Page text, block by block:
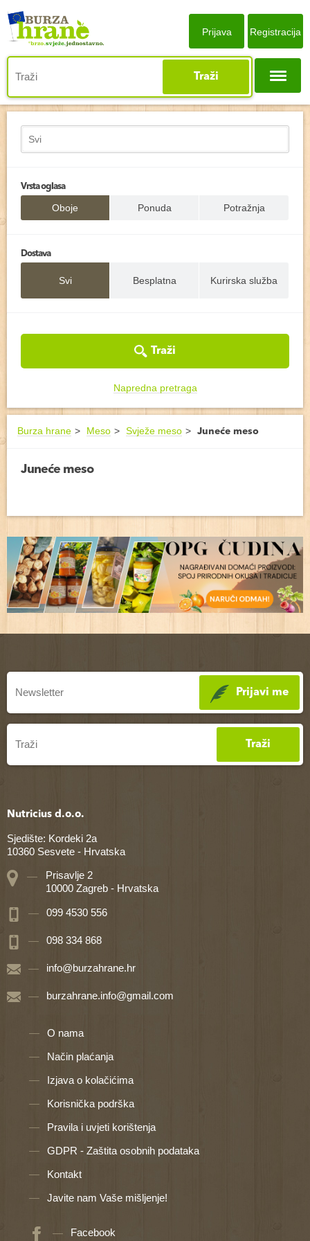
Traži
Prijava Registracija
Vrsta oglasa
Oboje Ponuda Potražnja
Dostava
Svi Besplatna Kurirska služba
Traži
Napredna pretraga
Burza hrane Meso Svježe meso Juneće meso
Juneće meso
Prijavi me
Traži
Nutricius d.o.o.
Sjedište: Kordeki 2a
10360 Sesvete - Hrvatska
Prisavlje 2
10000 Zagreb - Hrvatska
099 4530 556
098 334 868
info@burzahrane.hr
burzahrane.info@gmail.com
O nama
Način plaćanja
Izjava o kolačićima
Korisnička podrška
Pravila i uvjeti korištenja
GDPR - Zaštita osobnih podataka
Kontakt
Javite nam Vaše mišljenje!
Facebook